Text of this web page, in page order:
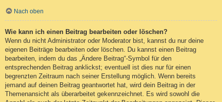
Nach oben
Wie kann ich einen Beitrag bearbeiten oder löschen?
Wenn du nicht Administrator oder Moderator bist, kannst du nur deine
eigenen Beiträge bearbeiten oder löschen. Du kannst einen Beitrag
bearbeiten, indem du das „Ändere Beitrag“-Symbol für den
entsprechenden Beitrag anklickst; eventuell ist dies nur für einen
begrenzten Zeitraum nach seiner Erstellung möglich. Wenn bereits
jemand auf deinen Beitrag geantwortet hat, wird dein Beitrag in der
Themenansicht als überarbeitet gekennzeichnet. Es wird sowohl die